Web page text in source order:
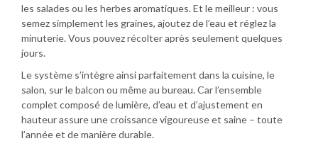
les salades ou les herbes aromatiques. Et le meilleur : vous
semez simplement les graines, ajoutez de l’eau et réglez la
minuterie. Vous pouvez récolter après seulement quelques
jours.
Le système s’intègre ainsi parfaitement dans la cuisine, le
salon, sur le balcon ou même au bureau. Car l’ensemble
complet composé de lumière, d’eau et d’ajustement en
hauteur assure une croissance vigoureuse et saine – toute
l’année et de manière durable.